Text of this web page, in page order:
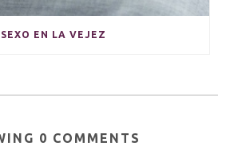
SEXO EN LA VEJEZ
0 COMMENTS